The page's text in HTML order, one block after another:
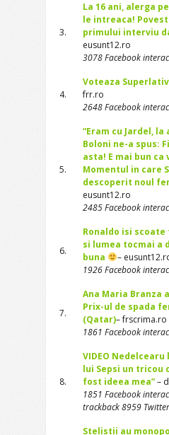
3.
La 16 ani, alerga
le intreaca!
primului interviu
eusunt12.ro
3078 Facebook
4.
Voteaza
frr.ro
2648 Facebook
5.
“Eram cu Jardel,
Boloni ne-a spus:
asta! E mai bun ca
Momentul in care
descoperit noul
eusunt12.ro
2485 Facebook
6.
Ronaldo isi
si lumea tocmai a
buna
–
1926 Facebook
7.
Ana Maria Branza
Prix-ul de spada
(Qatar)– frscrima.ro
1861 Facebook
8.
VIDEO
lui Sepsi un tricou
fost ideea mea”–
1851 Facebook
trackback 8959
Stelistii au